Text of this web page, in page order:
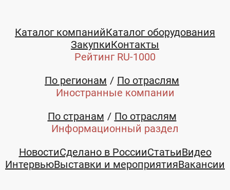
Каталог компанийКаталог оборудования
ЗакупкиКонтакты
Рейтинг RU-1000
По регионам
По отраслям
Иностранные компании
По странам
По отраслям
Информационный раздел
НовостиСделано в РоссииСтатьиВидео
ИнтервьюВыставки и мероприятияВакансии